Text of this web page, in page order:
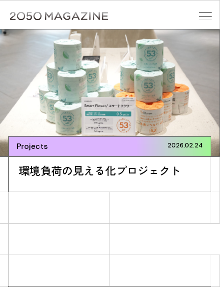
content
検索する
Projects 2026.02.24
環境負荷の見える化プロジェクト